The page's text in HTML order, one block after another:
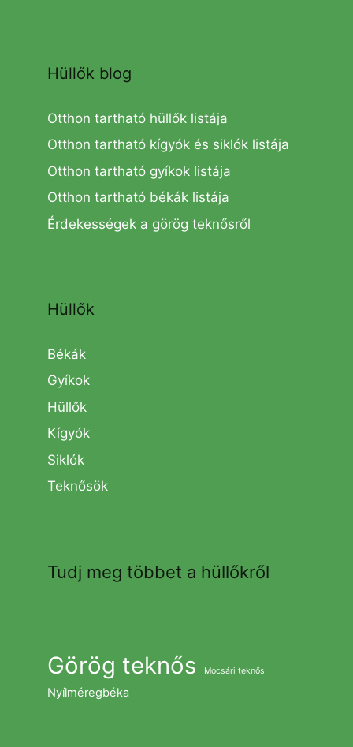
Hüllők blog
Otthon tartható hüllők listája
Otthon tartható kígyók és siklók listája
Otthon tartható gyíkok listája
Otthon tartható békák listája
Érdekességek a görög teknősről
Hüllők
Békák
Gyíkok
Hüllők
Kígyók
Siklók
Teknősök
Tudj meg többet a hüllőkről
Görög teknős Mocsári teknős
Nyílméregbéka